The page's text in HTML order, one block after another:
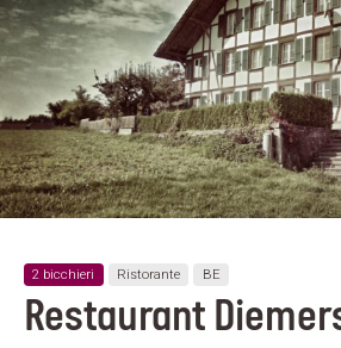
2 bicchieri Ristorante BE
Restaurant